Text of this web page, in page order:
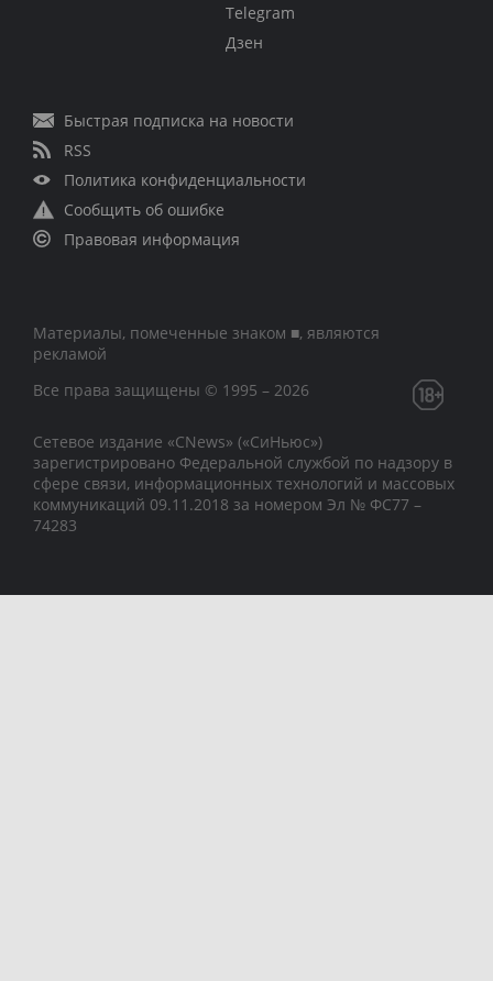
Telegram
Дзен
Быстрая подписка на новости
RSS
Политика конфиденциальности
Сообщить об ошибке
Правовая информация
Материалы, помеченные знаком ■, являются
рекламой
Все права защищены © 1995 – 2026
Сетевое издание «CNews» («СиНьюс»)
зарегистрировано Федеральной службой по надзору в
сфере связи, информационных технологий и массовых
коммуникаций 09.11.2018 за номером Эл № ФС77 –
74283